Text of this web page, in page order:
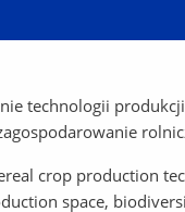
technologii
crop production
space,